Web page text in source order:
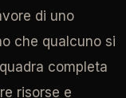
di uno
che qualcuno si
completa
risorse e